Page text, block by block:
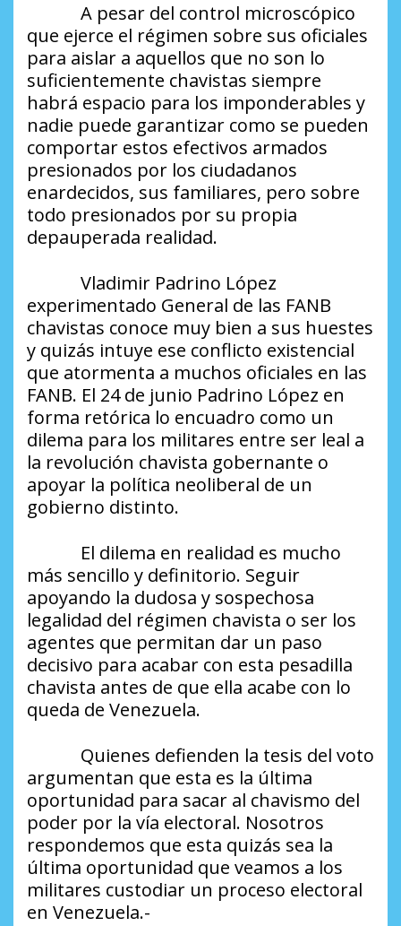
A pesar del control microscópico
que ejerce el régimen sobre sus oficiales
para aislar a aquellos que no son lo
suficientemente chavistas siempre
habrá espacio para los imponderables y
nadie puede garantizar como se pueden
comportar estos efectivos armados
presionados por los ciudadanos
enardecidos, sus familiares, pero sobre
todo presionados por su propia
depauperada realidad.
Vladimir Padrino López
experimentado General de las FANB
chavistas conoce muy bien a sus huestes
y quizás intuye ese conflicto existencial
que atormenta a muchos oficiales en las
FANB. El 24 de junio Padrino López en
forma retórica lo encuadro como un
dilema para los militares entre ser leal a
la revolución chavista gobernante o
apoyar la política neoliberal de un
gobierno distinto.
El dilema en realidad es mucho
más sencillo y definitorio. Seguir
apoyando la dudosa y sospechosa
legalidad del régimen chavista o ser los
agentes que permitan dar un paso
decisivo para acabar con esta pesadilla
chavista antes de que ella acabe con lo
queda de Venezuela.
Quienes defienden la tesis del voto
argumentan que esta es la última
oportunidad para sacar al chavismo del
poder por la vía electoral. Nosotros
respondemos que esta quizás sea la
última oportunidad que veamos a los
militares custodiar un proceso electoral
en Venezuela.-